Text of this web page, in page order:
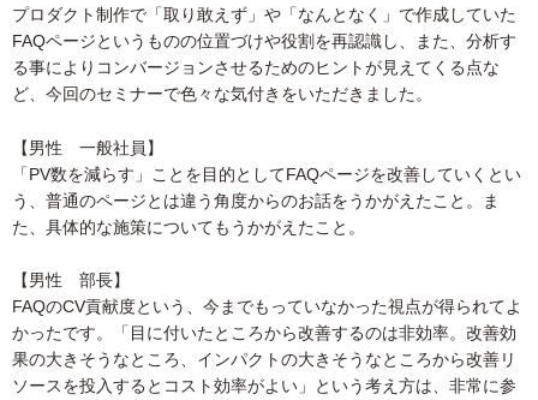
プロダクト制作で「取り敢えず」や「なんとなく」で作成していた
FAQページというものの位置づけや役割を再認識し、また、分析す
る事によりコンバージョンさせるためのヒントが見えてくる点な
ど、今回のセミナーで色々な気付きをいただきました。
【男性 一般社員】
「PV数を減らす」ことを目的としてFAQページを改善していくとい
う、普通のページとは違う角度からのお話をうかがえたこと。ま
た、具体的な施策についてもうかがえたこと。
【男性 部長】
FAQのCV貢献度という、今までもっていなかった視点が得られてよ
かったです。「目に付いたところから改善するのは非効率。改善効
果の大きそうなところ、インパクトの大きそうなところから改善リ
ソースを投入するとコスト効率がよい」という考え方は、非常に参